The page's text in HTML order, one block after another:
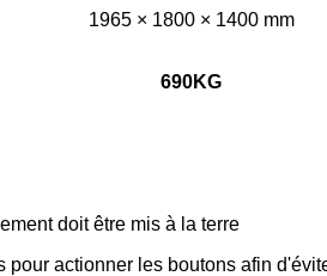
1965 × 1800 × 1400 mm
690KG
doit être mis à la terre
actionner les boutons afin